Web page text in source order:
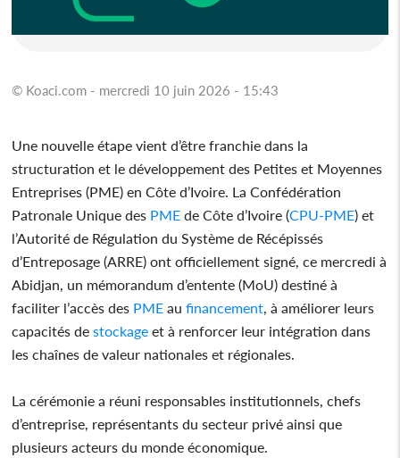
© Koaci.com - mercredi 10 juin 2026 - 15:43
Une nouvelle étape vient d’être franchie dans la
structuration et le développement des Petites et Moyennes
Entreprises (PME) en Côte d’Ivoire. La Confédération
Patronale Unique des PME de Côte d’Ivoire (CPU-PME) et
l’Autorité de Régulation du Système de Récépissés
d’Entreposage (ARRE) ont officiellement signé, ce mercredi à
Abidjan, un mémorandum d’entente (MoU) destiné à
faciliter l’accès des PME au financement , à améliorer leurs
capacités de stockage et à renforcer leur intégration dans
les chaînes de valeur nationales et régionales.
La cérémonie a réuni responsables institutionnels, chefs
d’entreprise, représentants du secteur privé ainsi que
plusieurs acteurs du monde économique.